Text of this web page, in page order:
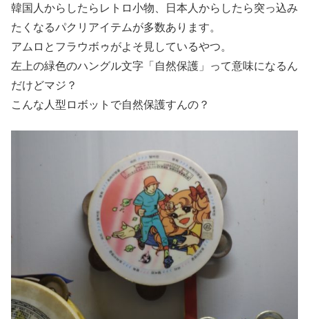
韓国人からしたらレトロ小物、日本人からしたら突っ込み
たくなるパクリアイテムが多数あります。
アムロとフラウボゥがよそ見しているやつ。
左上の緑色のハングル文字「自然保護」って意味になるん
だけどマジ？
こんな人型ロボットで自然保護すんの？